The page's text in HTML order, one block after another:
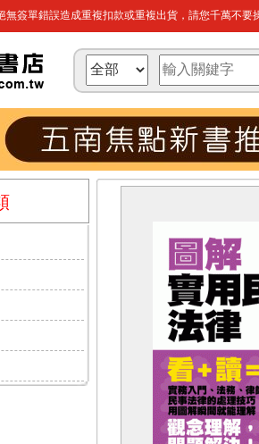
無簽單錯誤造成重複扣款或重複出貨，請您千萬不要